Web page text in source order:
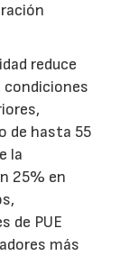
reduce
de hasta 55
la
25% en
de PUE
más